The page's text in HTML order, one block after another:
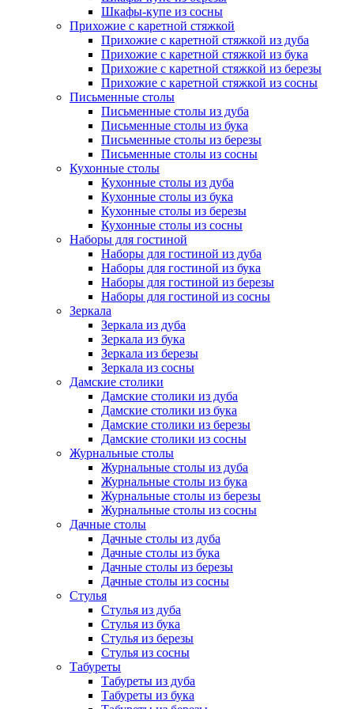
Шкафы-купе из сосны
Прихожие с каретной стяжкой
Прихожие с каретной стяжкой из дуба
Прихожие с каретной стяжкой из бука
Прихожие с каретной стяжкой из березы
Прихожие с каретной стяжкой из сосны
Письменные столы
Письменные столы из дуба
Письменные столы из бука
Письменные столы из березы
Письменные столы из сосны
Кухонные столы
Кухонные столы из дуба
Кухонные столы из бука
Кухонные столы из березы
Кухонные столы из сосны
Наборы для гостиной
Наборы для гостиной из дуба
Наборы для гостиной из бука
Наборы для гостиной из березы
Наборы для гостиной из сосны
Зеркала
Зеркала из дуба
Зеркала из бука
Зеркала из березы
Зеркала из сосны
Дамские столики
Дамские столики из дуба
Дамские столики из бука
Дамские столики из березы
Дамские столики из сосны
Журнальные столы
Журнальные столы из дуба
Журнальные столы из бука
Журнальные столы из березы
Журнальные столы из сосны
Дачные столы
Дачные столы из дуба
Дачные столы из бука
Дачные столы из березы
Дачные столы из сосны
Стулья
Стулья из дуба
Стулья из бука
Стулья из березы
Стулья из сосны
Табуреты
Табуреты из дуба
Табуреты из бука